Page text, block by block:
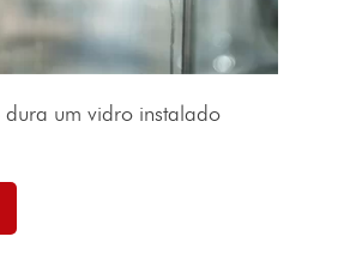
um vidro instalado